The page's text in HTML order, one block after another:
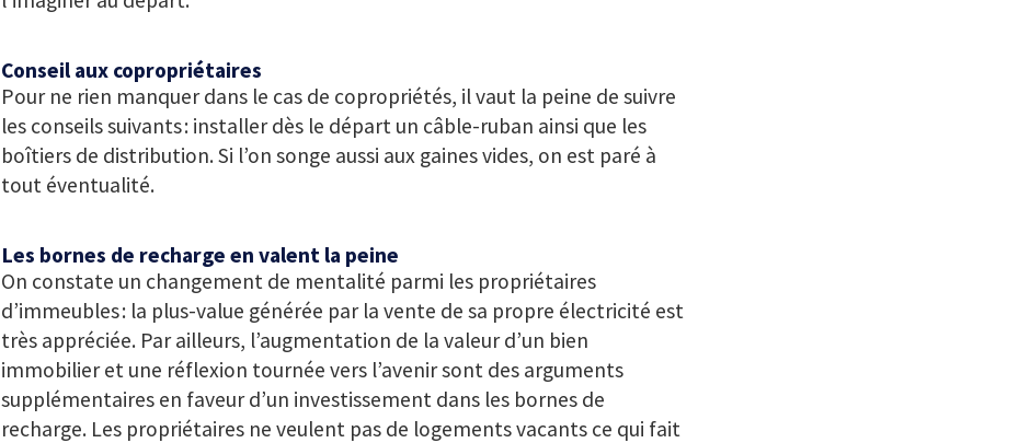
Conseil aux copropriétaires
Pour ne rien manquer dans le cas de copropriétés, il vaut la peine de suivre
les conseils suivants : installer dès le départ un câble-ruban ainsi que les
boîtiers de distribution. Si l’on songe aussi aux gaines vides, on est paré à
tout éventualité.
Les bornes de recharge en valent la peine
On constate un changement de mentalité parmi les propriétaires
d’immeubles : la plus-value générée par la vente de sa propre électricité est
très appréciée. Par ailleurs, l’augmentation de la valeur d’un bien
immobilier et une réflexion tournée vers l’avenir sont des arguments
supplémentaires en faveur d’un investissement dans les bornes de
recharge. Les propriétaires ne veulent pas de logements vacants ce qui fait